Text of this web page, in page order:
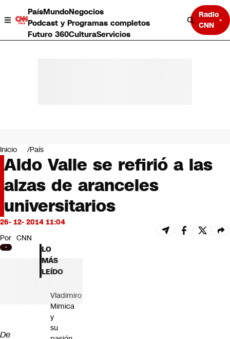
PaísMundoNegocios
Podcast y Programas completos
Futuro 360CulturaServicios
Radio
CNN
Negocios
Deportes
Programas completos
Cultura
Servicios
Bits
CNN tiempo
Futuro 360
Opinión
Inicio País
Aldo Valle se refirió a las
alzas de aranceles
universitarios
26- 12- 2014 11:04
Por CNN
De
LO
MÁS
LEÍDO
Vladimiro
Mimica
y
su